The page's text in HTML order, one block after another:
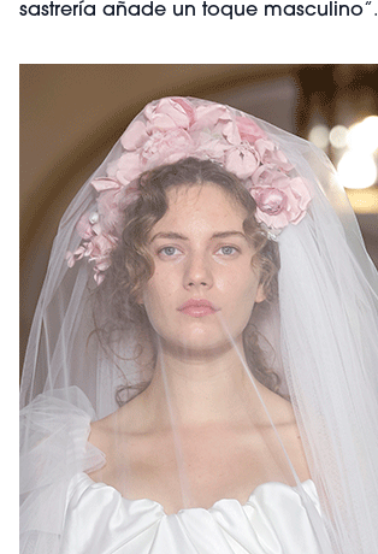
sastrería añade un toque masculino”.